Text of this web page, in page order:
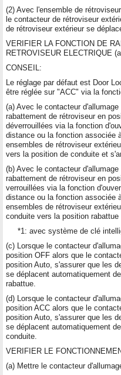
(2) Avec l'ensemble de
le contacteur de rétroviseur
de rétroviseur extérieur se
VERIFIER LA FONCTION DE
RETROVISEUR ELECTRIQUE
CONSEIL:
Le réglage par défaut est Door
être réglée sur "ACC" via la
(a) Avec le contacteur
rabattement de rétroviseur en
déverrouillées via la fonction
distance ou la fonction associée
ensembles de rétroviseur
vers la position de conduite et
(b) Avec le contacteur
rabattement de rétroviseur en
verrouillées via la fonction
distance ou la fonction associée
ensembles de rétroviseur
conduite vers la position
*1: avec système de clé
(c) Lorsque le contacteur
position OFF alors que le
position Auto, s'assurer que les
se déplacent automatiquement
rabattue.
(d) Lorsque le contacteur
position ACC alors que le
position Auto, s'assurer que les
se déplacent automatiquement
conduite.
VERIFIER LE
(a) Mettre le contacteur